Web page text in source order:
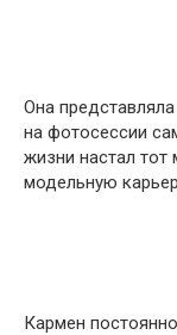
Она
на фотосессии
жизни настал тот
модельную
Кармен